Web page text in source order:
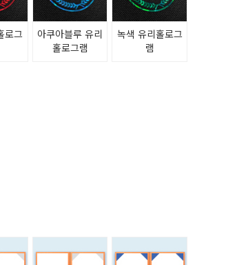
로그
아쿠아블루 유리
홀로그램
녹색 유리홀로그
램